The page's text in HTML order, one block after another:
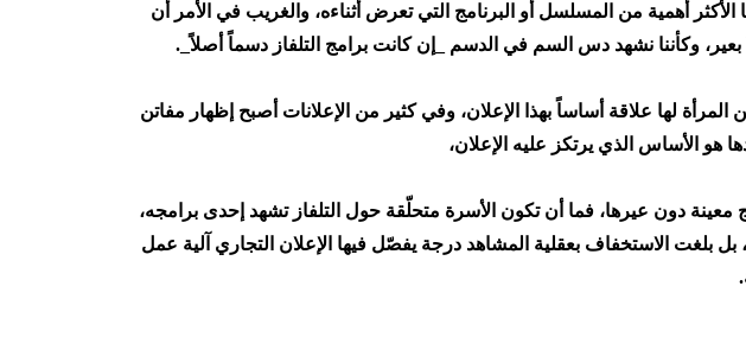
أهمية من المسلسل أو البرنامج التي تعرض أثناءه، والغريب في الأمر أن
بعير، وكأننا نشهد دس السم في الدسم _إن كانت برامج التلفاز دسماً أصلاً_.
لها علاقة أساساً بهذا الإعلان، وفي كثير من الإعلانات أصبح إظهار مفاتن
هو الأساس الذي يرتكز عليه الإعلان،
دون عيرها، فما أن تكون الأسرة متحلّقة حول التلفاز تشهد إحدى برامجه،
بلغت الاستخفاف بعقلية المشاهد درجة يفصّل فيها الإعلان التجاري آلية عمل